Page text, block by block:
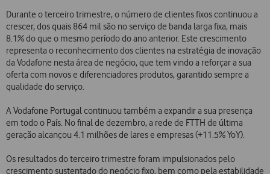
Durante o terceiro trimestre, o número de clientes fixos continuou a
crescer, dos quais 864 mil são no serviço de banda larga fixa, mais
8.1% do que o mesmo período do ano anterior. Este crescimento
representa o reconhecimento dos clientes na estratégia de inovação
da Vodafone nesta área de negócio, que tem vindo a reforçar a sua
oferta com novos e diferenciadores produtos, garantido sempre a
qualidade do serviço.
A Vodafone Portugal continuou também a expandir a sua presença
em todo o País. No final de dezembro, a rede de FTTH de última
geração alcançou 4.1 milhões de lares e empresas (+11.5% YoY).
Os resultados do terceiro trimestre foram impulsionados pelo
crescimento sustentado do negócio fixo, bem como pela estabilidade